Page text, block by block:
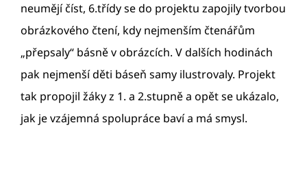
neumějí číst, 6.třídy se do projektu zapojily tvorbou
obrázkového čtení, kdy nejmenším čtenářům
„přepsaly“ básně v obrázcích. V dalších hodinách
pak nejmenší děti báseň samy ilustrovaly. Projekt
tak propojil žáky z 1. a 2.stupně a opět se ukázalo,
jak je vzájemná spolupráce baví a má smysl.